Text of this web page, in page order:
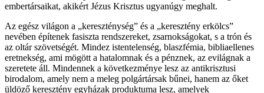
embertársaikat, akikért Jézus Krisztus ugyanúgy meghalt.
Az egész világon a „kereszténység” és a „keresztény erkölcs”
nevében építenek fasiszta rendszereket, zsarnokságokat, s a trón és
az oltár szövetségét. Mindez istentelenség, blaszfémia, bibliaellenes
eretnekség, ami mögött a hatalomnak és a pénznek, az evilágnak a
szeretete áll. Mindennek a következménye lesz az antikrisztusi
birodalom, amely nem a meleg polgártársak bűnei, hanem az őket
üldöző keresztény egyházak produktuma lesz, amelyek